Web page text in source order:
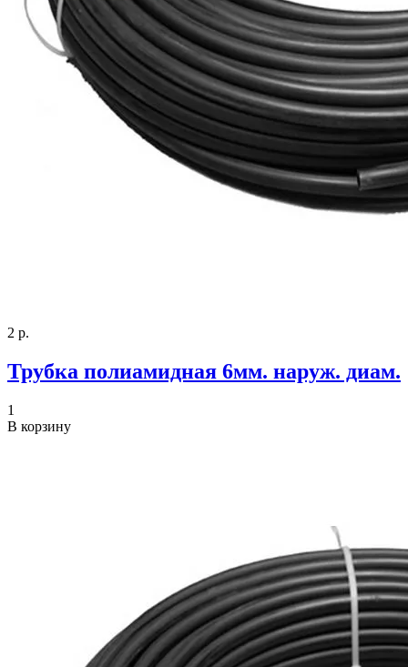
2 р.
Трубка полиамидная 6мм. наруж. диам.
1
В корзину